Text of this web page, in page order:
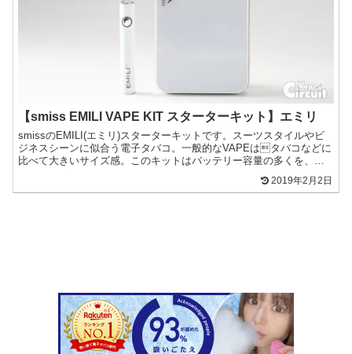
【smiss EMILI VAPE KIT スターターキット】エミリ
smissのEMILI(エミリ)スターターキットです。スーツスタイルやビ
ジネスシーンに似合う電子タバコ。一般的なVAPEはタバコなどに
比べて大きいサイズ感。このキットはバッテリー容量の多くを、ス
2019年2月2日